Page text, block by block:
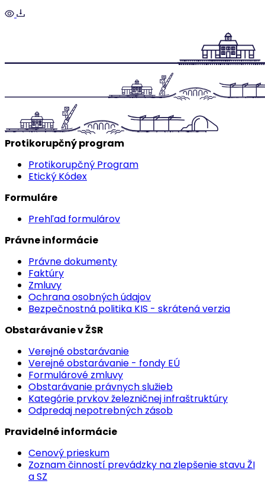
Protikorupčný program
Protikorupčný Program
Etický Kódex
Formuláre
Prehľad formulárov
Právne informácie
Právne dokumenty
Faktúry
Zmluvy
Ochrana osobných údajov
Bezpečnostná politika KIS - skrátená verzia
Obstarávanie v ŽSR
Verejné obstarávanie
Verejné obstarávanie - fondy EÚ
Formulárové zmluvy
Obstarávanie právnych služieb
Kategórie prvkov železničnej infraštruktúry
Odpredaj nepotrebných zásob
Pravidelné informácie
Cenový prieskum
Zoznam činností prevádzky na zlepšenie stavu ŽI
a SZ